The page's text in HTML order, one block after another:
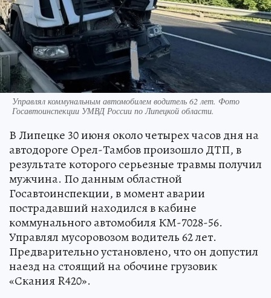
Управлял коммунальным автомобилем водитель 62 лет. Фото
Госавтоинспекции УМВД России по Липецкой области.
В Липецке 30 июня около четырех часов дня на
автодороге Орел-Тамбов произошло ДТП, в
результате которого серьезные травмы получил
мужчина. По данным областной
Госавтоинспекции, в момент аварии
пострадавший находился в кабине
коммунального автомобиля КМ-7028-56.
Управлял мусоровозом водитель 62 лет.
Предварительно установлено, что он допустил
наезд на стоящий на обочине грузовик
«Скания R420».